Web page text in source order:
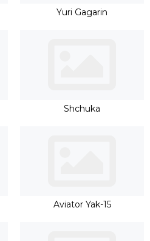
Yuri Gagarin
Shchuka
Aviator Yak-15